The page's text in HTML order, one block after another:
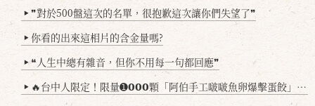
▶ ❞對於500盤這次的名單，很抱歉這次讓你們失望了❞
▶ 你看的出來這相片的含金量嗎?
▶ ❝人生中總有雜音，但你不用每一句都回應❞
▶ 🔥台中人限定！限量➊𝟬𝟬𝟬顆「阿伯手工啵啵魚卵爆擊蛋餃」台北已被搶爆2萬顆，最後名額門前隱味只留給你！🥟💥